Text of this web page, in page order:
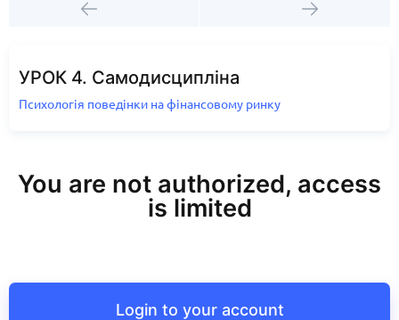
УРОК 4. Самодисципліна
Психологія поведінки на фінансовому ринку
You are not authorized, access
is limited
Login to your account